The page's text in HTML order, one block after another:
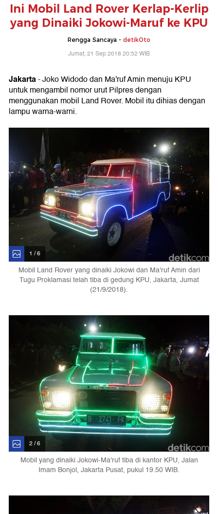
Ini Mobil Land Rover Kerlap-Kerlip
yang Dinaiki Jokowi-Maruf ke KPU
Rengga Sancaya - detikOto
Jumat, 21 Sep 2018 20:52 WIB
Jakarta- Joko Widodo dan Ma'ruf Amin menuju KPU
untuk mengambil nomor urut Pilpres dengan
menggunakan mobil Land Rover. Mobil itu dihias dengan
lampu warna-warni.
1 / 6
Mobil Land Rover yang dinaiki Jokowi dan Ma'ruf Amin dari
Tugu Proklamasi telah tiba di gedung KPU, Jakarta, Jumat
(21/9/2018).
2 / 6
Mobil yang dinaiki Jokowi-Ma'ruf tiba di kantor KPU, Jalan
Imam Bonjol, Jakarta Pusat, pukul 19.50 WIB.